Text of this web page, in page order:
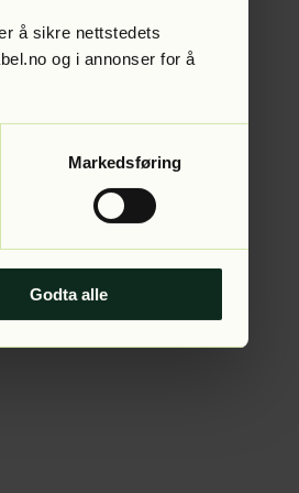
å sikre nettstedets
og i annonser for å
Markedsføring
Godta alle